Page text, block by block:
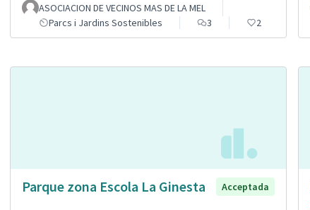
ASOCIACION DE VECINOS MAS DE LA MEL
Parcs i Jardins Sostenibles
3 2
Parque zona Escola La Ginesta Acceptada